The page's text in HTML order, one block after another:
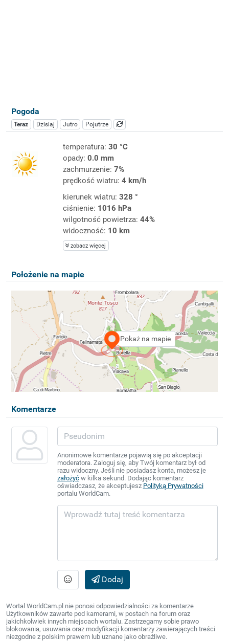
Pogoda
Teraz Dzisiaj Jutro Pojutrze
temperatura: 30 °C
opady: 0.0 mm
zachmurzenie: 7%
prędkość wiatru: 4 km/h
kierunek wiatru: 328 °
ciśnienie: 1016 hPa
wilgotność powietrza: 44%
widoczność: 10 km
zobacz więcej
Położenie na mapie
Pokaż na mapie
Komentarze
Anonimowe komentarze pojawią się po akceptacji
moderatora. Zaloguj się, aby Twój komentarz był od
razu widoczny. Jeśli nie posiadasz konta, możesz je
założyćw kilka sekund. Dodając komentarz
oświadczasz, że akceptujesz Polityką Prywatności
portalu WorldCam.
Dodaj
Wortal WorldCam.pl nie ponosi odpowiedzialności za komentarze
Użytkowników zawarte pod kamerami, w postach na forum oraz
jakichkolwiek innych miejscach wortalu. Zastrzegamy sobie prawo
blokowania, usuwania oraz modyfikacji komentarzy zawierających treści
niezgodne z polskim prawem lub uznane jako obraźliwe.